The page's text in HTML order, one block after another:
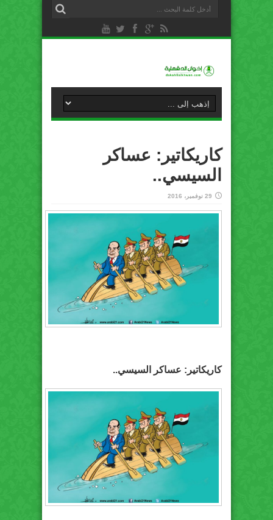
كاريكاتير: عساكر
السيسي..
29 نوفمبر، 2016
كاريكاتير: عساكر السيسي..